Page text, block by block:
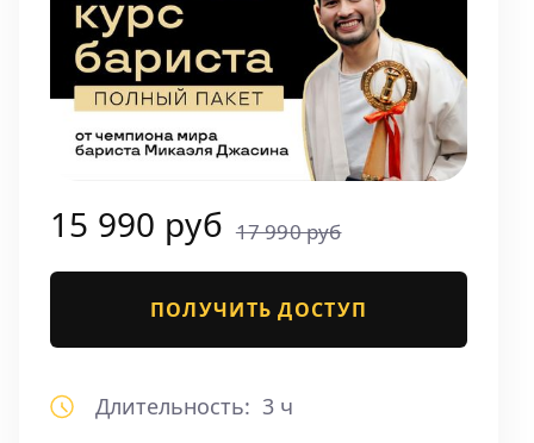
15 990 руб 17 990 руб
ПОЛУЧИТЬ ДОСТУП
Длительность: 3 ч